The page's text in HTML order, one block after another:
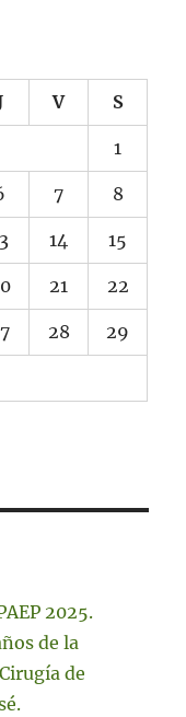
V S
1
7 8
14 15
21 22
28 29
2025.
de la
de